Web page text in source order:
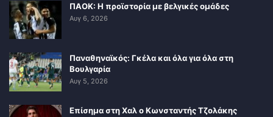
ΠΑΟΚ: Η προϊστορία με βελγικές ομάδες
Αυγ 6, 2026
Παναθηναϊκός: Γκέλα και όλα για όλα στη
Βουλγαρία
Αυγ 5, 2026
Επίσημα στη Χαλ ο Κωνσταντής Τζολάκης